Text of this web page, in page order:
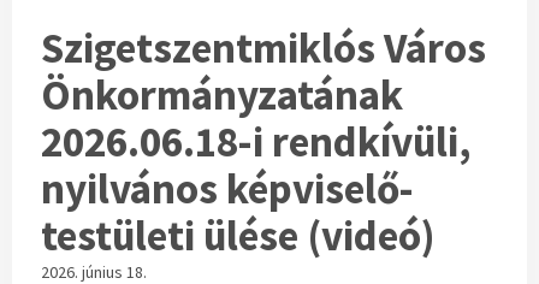
Szigetszentmiklós Város
Önkormányzatának
2026.06.18-i rendkívüli,
nyilvános képviselő-
testületi ülése (videó)
2026. június 18.